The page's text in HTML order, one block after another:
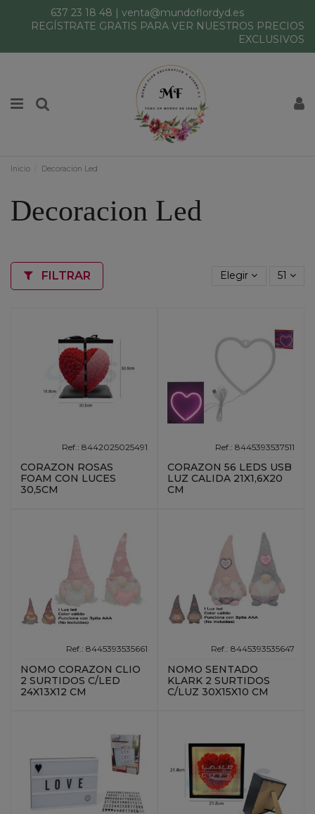
637 23 18 48 | venta@mundoflordyd.es
REGÍSTRATE GRATIS PARA VER NUESTROS PRECIOS
EXCLUSIVOS
Inicio Decoracion Led
Decoracion Led
FILTRAR Elegir 51
Ref.: 8442025025491
CORAZON ROSAS
FOAM CON LUCES
30,5CM
Ref.: 8445393537511
CORAZON 56 LEDS USB
LUZ CALIDA 21X1,6X20
CM
Ref.: 8445393535661
NOMO CORAZON CLIO
2 SURTIDOS C/LED
24X13X12 CM
Ref.: 8445393535647
NOMO SENTADO
KLARK 2 SURTIDOS
C/LUZ 30X15X10 CM